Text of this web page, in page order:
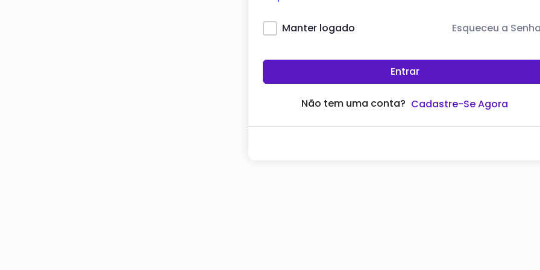
Manter logado Esqueceu a
Entrar
Não tem uma conta? Cadastre-Se Agora